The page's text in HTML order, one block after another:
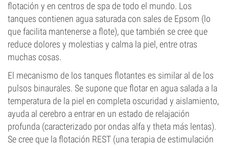
flotación y en centros de spa de todo el mundo. Los
tanques contienen agua saturada con sales de Epsom (lo
que facilita mantenerse a flote), que también se cree que
reduce dolores y molestias y calma la piel, entre otras
muchas cosas.
El mecanismo de los tanques flotantes es similar al de los
pulsos binaurales. Se supone que flotar en agua salada a la
temperatura de la piel en completa oscuridad y aislamiento,
ayuda al cerebro a entrar en un estado de relajación
profunda (caracterizado por ondas alfa y theta más lentas).
Se cree que la flotación REST (una terapia de estimulación